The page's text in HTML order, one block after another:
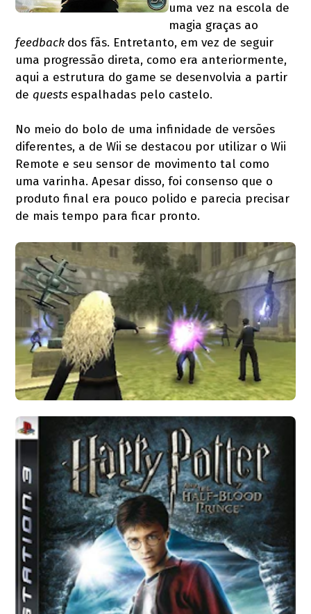
uma vez na escola de
magia graças ao
feedback dos fãs. Entretanto, em vez de seguir
uma progressão direta, como era anteriormente,
aqui a estrutura do game se desenvolvia a partir
dequests espalhadas pelo castelo.
No meio do bolo de uma infinidade de versões
diferentes, a de Wii se destacou por utilizar o Wii
Remote e seu sensor de movimento tal como
uma varinha. Apesar disso, foi consenso que o
produto final era pouco polido e parecia precisar
de mais tempo para ficar pronto.